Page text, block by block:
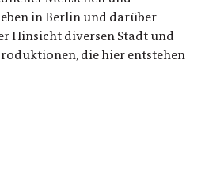
in Berlin und darüber
Hinsicht diversen Stadt und
die hier entstehen